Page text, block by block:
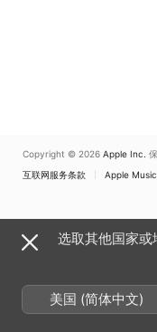
Copyright © 2026 Apple Inc.
互联网服务条款
Apple
选取其他国家
美国 (简体中文)